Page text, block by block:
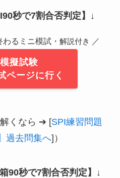
秒で7割合否判定】 ↓
るミニ模試・ 解説付き ／
擬試験
ページに行く
くなら ➔ [SPI練習問題
過去問集へ]）
90秒で7割合否判定】 ↓